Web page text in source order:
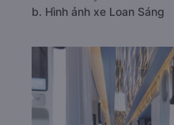
b. Hình ảnh xe Loan Sáng